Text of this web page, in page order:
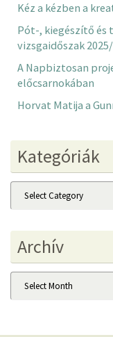
Kéz a kézben a
Pót-, kiegészítő és
vizsgaidőszak
A Napbiztosan
előcsarnokában
Horvat Matija a
Kategóriák
Kategóriák
Archív
Archív